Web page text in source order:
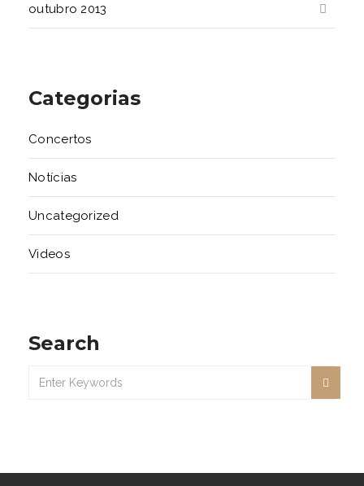
outubro 2013
Categorias
Concertos
Notícias
Uncategorized
Videos
Search